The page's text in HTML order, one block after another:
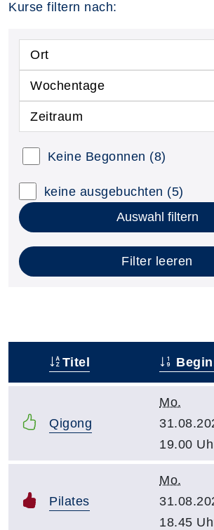
Kurse filtern nach:
Ort
Wochentage
Zeitraum
Keine Begonnen (8)
keine ausgebuchten (5)
Auswahl filtern
Filter leeren
Titel
Qigong
Mo.
19.00
Pilates
Mo.
18.45